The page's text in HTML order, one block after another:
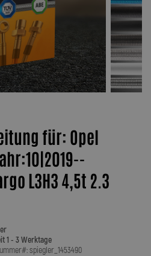
für: Opel
L3H3 4,5t 2.3
1 - 3 Werktage
spiegler_1453490